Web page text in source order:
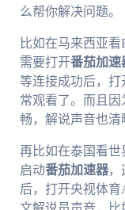
么帮你解决问题。
比如在马来西亚
需要打开番茄加速
等连接成功后，打
常观看了。而且
畅，解说声音也清
再比如在泰国看世
启动番茄加速器，
后，打开央视体